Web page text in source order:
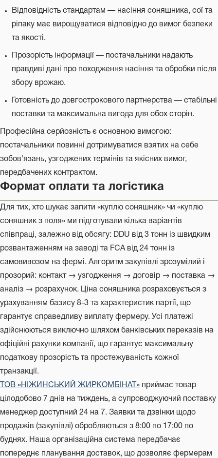
Відповідність стандартам — насіння соняшника, сої та
ріпаку має вирощуватися відповідно до вимог безпеки
та якості.
Прозорість інформації — постачальники надають
правдиві дані про походження насіння та обробки після
збору врожаю.
Готовність до довгострокового партнерства — стабільні
поставки та максимальна вигода для обох сторін.
Професійна серйозність є основною вимогою:
постачальники повинні дотримуватися взятих на себе
зобов'язань, узгоджених термінів та якісних вимог,
передбачених контрактом.
Формат оплати та логістика
Для тих, хто шукає запити «куплю соняшник» чи «куплю
соняшник з поля» ми підготували кілька варіантів
співпраці, залежно від обсягу: DDU від 3 тонн із швидким
розвантаженням на заводі та FCA від 24 тонн із
самовивозом на фермі. Алгоритм закупівлі зрозумілий і
прозорий: контакт → узгодження → договір → поставка →
аналіз → розрахунок. Ціна соняшника розраховується з
урахуванням базису 8-3 та характеристик партії, що
гарантує справедливу виплату фермеру. Усі платежі
здійснюються виключно шляхом банківських переказів на
офіційні рахунки компанії, що гарантує максимальну
податкову прозорість та простежуваність кожної
транзакції.
ТОВ «НІЖИНСЬКИЙ ЖИРКОМБІНАТ» приймає товар
цілодобово 7 днів на тиждень, а супроводжуючий поставку
менеджер доступний 24 на 7. Заявки та дзвінки щодо
продажів (закупівлі) обробляються з 8:00 по 17:00 по
буднях. Наша організаційна система передбачає
попереднє планування доставок, що дозволяє фермерам